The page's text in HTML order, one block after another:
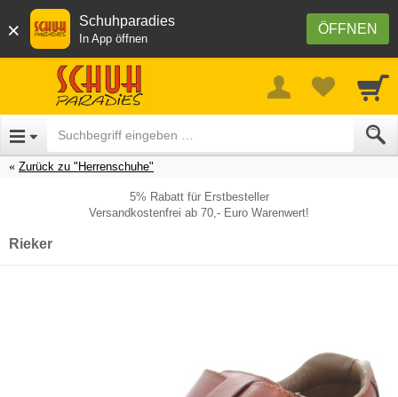
× ÖFFNEN
Schuhparadies
In App öffnen
Zurück zu "Herrenschuhe"
5% Rabatt für Erstbesteller
Versandkostenfrei ab 70,- Euro Warenwert!
Rieker